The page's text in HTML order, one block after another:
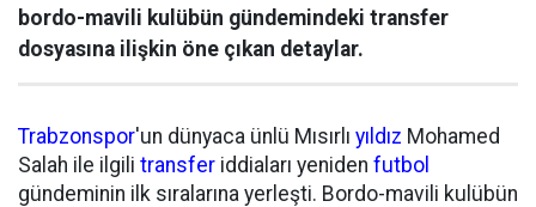
bordo-mavili kulübün gündemindeki transfer
dosyasına ilişkin öne çıkan detaylar.
Trabzonspor'un dünyaca ünlü Mısırlı yıldız Mohamed
Salah ile ilgili transfer iddiaları yeniden futbol
gündeminin ilk sıralarına yerleşti. Bordo-mavili kulübün